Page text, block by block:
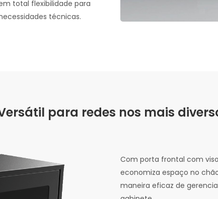
total flexibilidade para
técnicas.
para redes nos mais
Com porta frontal com
economiza espaço no
maneira eficaz de